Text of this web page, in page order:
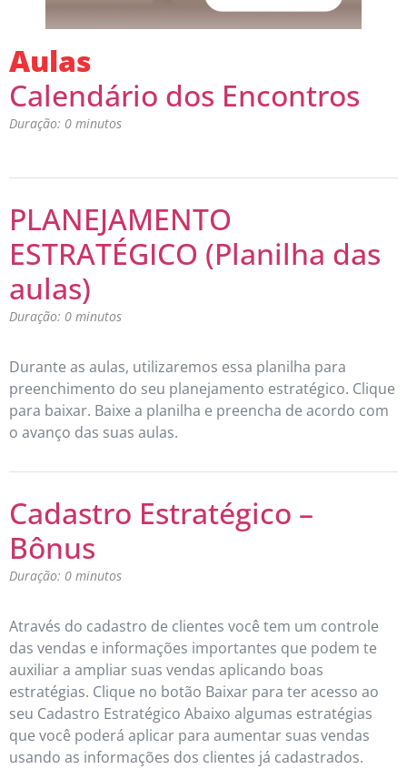
Aulas
Calendário dos Encontros
Duração: 0 minutos
PLANEJAMENTO
ESTRATÉGICO (Planilha das
aulas)
Duração: 0 minutos
Durante as aulas, utilizaremos essa planilha para
preenchimento do seu planejamento estratégico. Clique
para baixar. Baixe a planilha e preencha de acordo com
o avanço das suas aulas.
Cadastro Estratégico –
Bônus
Duração: 0 minutos
Através do cadastro de clientes você tem um controle
das vendas e informações importantes que podem te
auxiliar a ampliar suas vendas aplicando boas
estratégias. Clique no botão Baixar para ter acesso ao
seu Cadastro Estratégico Abaixo algumas estratégias
que você poderá aplicar para aumentar suas vendas
usando as informações dos clientes já cadastrados.